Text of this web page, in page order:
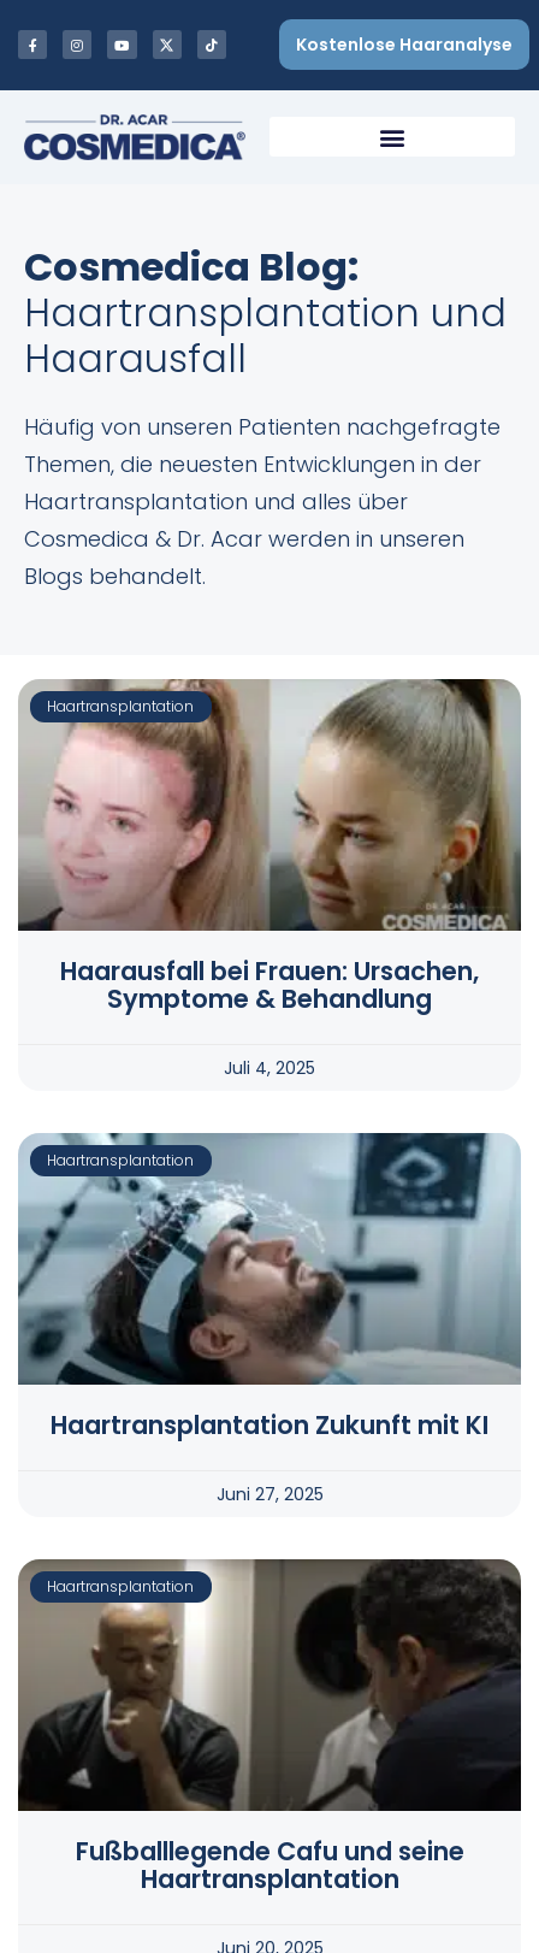
Kostenlose Haaranalyse
Cosmedica Blog:
Haartransplantation und
Haarausfall
Häufig von unseren Patienten nachgefragte
Themen, die neuesten Entwicklungen in der
Haartransplantation und alles über
Cosmedica & Dr. Acar werden in unseren
Blogs behandelt.
Haartransplantation
Haarausfall bei Frauen: Ursachen,
Symptome & Behandlung
Juli 4, 2025
Haartransplantation
Haartransplantation Zukunft mit KI
Juni 27, 2025
Haartransplantation
Fußballlegende Cafu und seine
Haartransplantation